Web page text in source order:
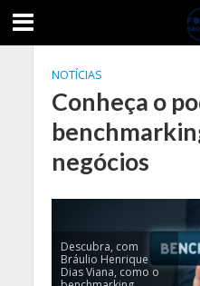
NOTÍCIAS
Conheça o
negócios
Descubra, com
Bráulio Henrique
Dias Viana, como o